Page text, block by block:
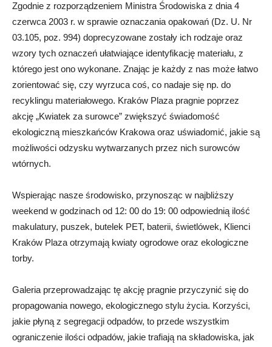
Zgodnie z rozporządzeniem Ministra Środowiska z dnia 4
czerwca 2003 r. w sprawie oznaczania opakowań (Dz. U. Nr
03.105, poz. 994) doprecyzowane zostały ich rodzaje oraz
wzory tych oznaczeń ułatwiające identyfikację materiału, z
którego jest ono wykonane. Znając je każdy z nas może łatwo
zorientować się, czy wyrzuca coś, co nadaje się np. do
recyklingu materiałowego. Kraków Plaza pragnie poprzez
akcję „Kwiatek za surowce” zwiększyć świadomość
ekologiczną mieszkańców Krakowa oraz uświadomić, jakie są
możliwości odzysku wytwarzanych przez nich surowców
wtórnych.
Wspierając nasze środowisko, przynosząc w najbliższy
weekend w godzinach od 12: 00 do 19: 00 odpowiednią ilość
makulatury, puszek, butelek PET, baterii, świetlówek, Klienci
Kraków Plaza otrzymają kwiaty ogrodowe oraz ekologiczne
torby.
Galeria przeprowadzając tę akcję pragnie przyczynić się do
propagowania nowego, ekologicznego stylu życia. Korzyści,
jakie płyną z segregacji odpadów, to przede wszystkim
ograniczenie ilości odpadów, jakie trafiają na składowiska, jak